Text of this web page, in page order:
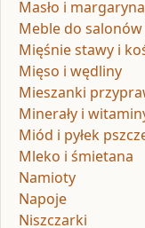
Masło i margaryna
Meble do
Mięśnie stawy i
Mięso i wędliny
Mieszanki
Minerały i
Miód i pyłek
Mleko i śmietana
Namioty
Napoje
Niszczarki